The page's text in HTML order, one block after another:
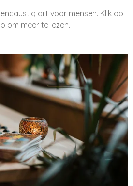
art voor mensen. Klik op
om meer te lezen.